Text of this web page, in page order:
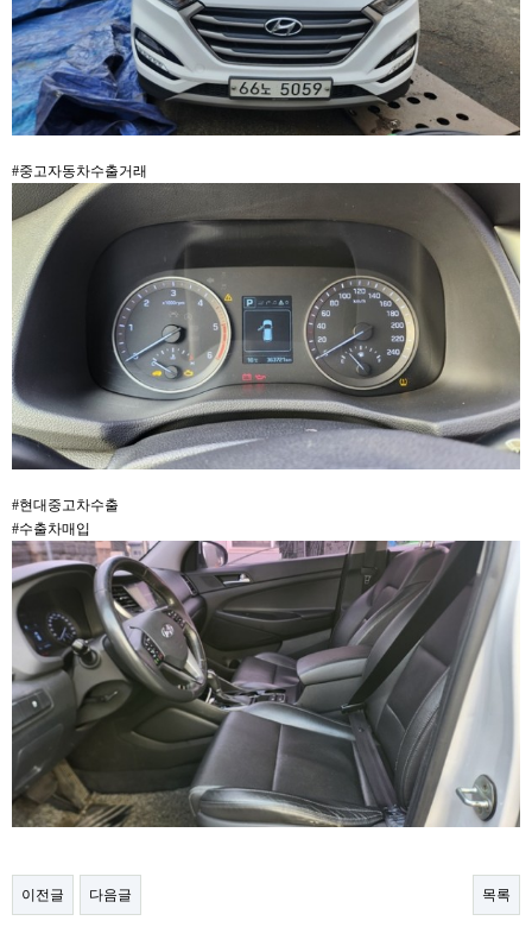
#중고자동차수출거래
#현대중고차수출
#수출차매입​
이전글 다음글 목록